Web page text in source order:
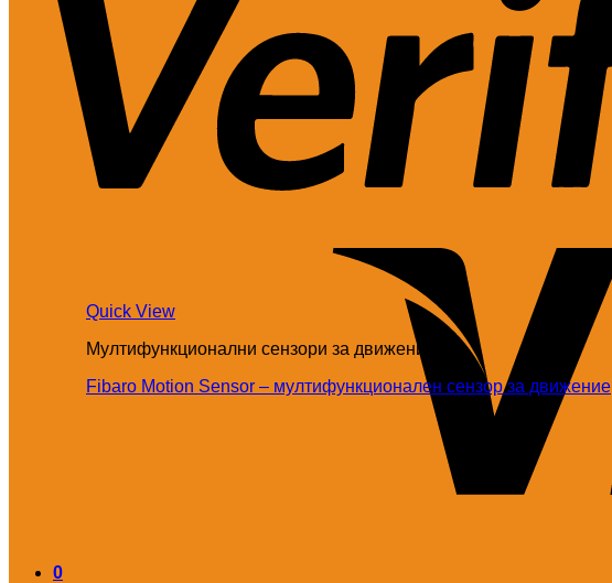
0
Quick View
Мултифункционални сензори за движение
Fibaro Motion Sensor – мултифункционален сензор за движение